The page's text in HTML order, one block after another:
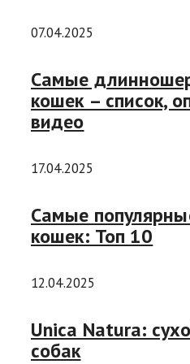
07.04.2025
Самые
кошек – список,
видео
17.04.2025
Самые
кошек: Топ 10
12.04.2025
Unica Natura:
собак